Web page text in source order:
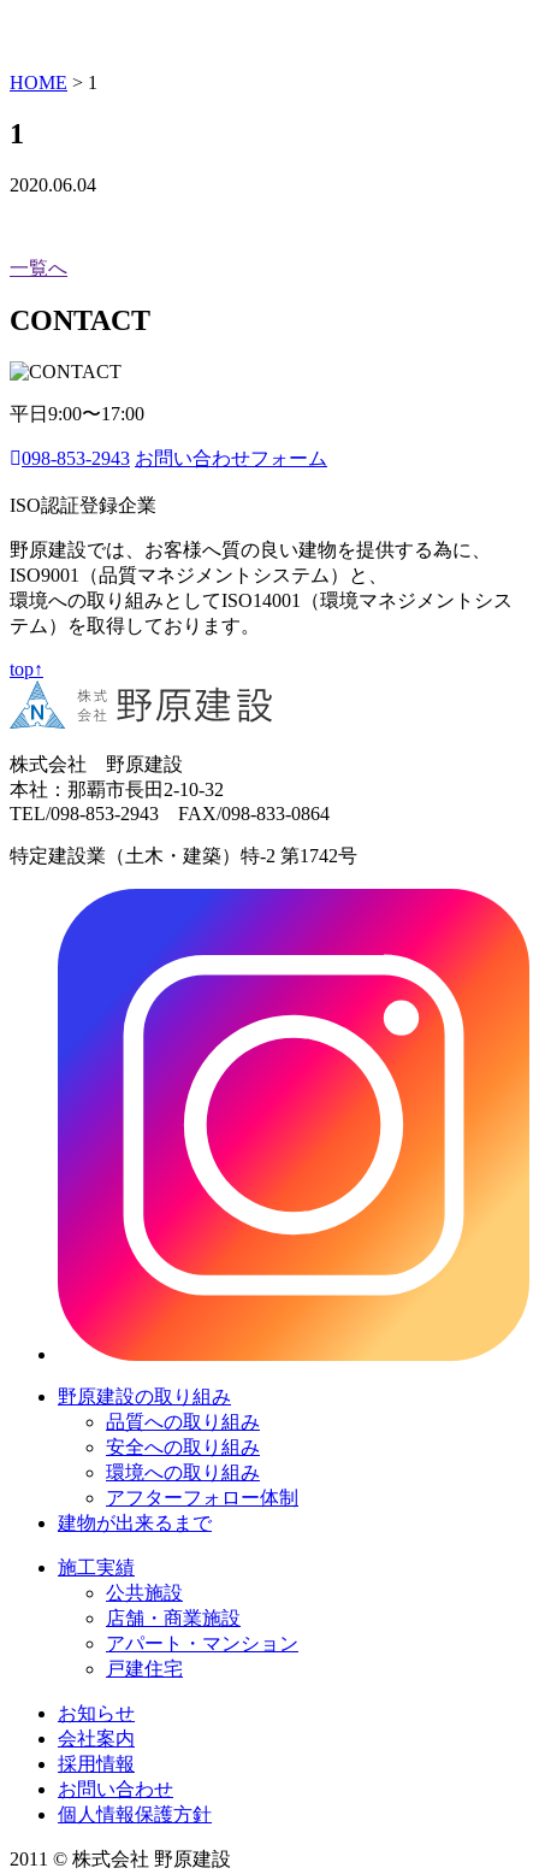
HOME > 1
1
2020.06.04
一覧へ
CONTACT
平日9:00〜17:00
098-853-2943 お問い合わせフォーム
ISO認証登録企業
野原建設では、お客様へ質の良い建物を提供する為に、
ISO9001（品質マネジメントシステム）と、
環境への取り組みとしてISO14001（環境マネジメントシス
テム）を取得しております。
top↑
株式会社 野原建設
本社：那覇市長田2-10-32
TEL/098-853-2943 FAX/098-833-0864
特定建設業（土木・建築）特-2 第1742号
野原建設の取り組み
品質への取り組み
安全への取り組み
環境への取り組み
アフターフォロー体制
建物が出来るまで
施工実績
公共施設
店舗・商業施設
アパート・マンション
戸建住宅
お知らせ
会社案内
採用情報
お問い合わせ
個人情報保護方針
2011 © 株式会社 野原建設